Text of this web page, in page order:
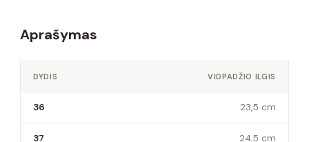
Aprašymas
DYDIS VIDPADŽIO ILGIS
36 23,5 cm
37 24,5 cm